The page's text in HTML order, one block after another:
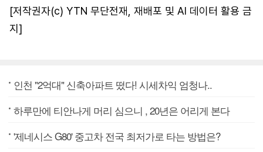
[저작권자(c) YTN 무단전재, 재배포 및 AI 데이터 활용 금
지]